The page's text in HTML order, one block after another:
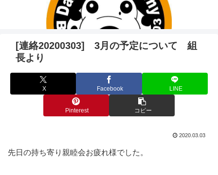
[連絡20200303] 3月の予定について 組
長より
X Facebook LINE
Pinterest コピー
2020.03.03
先日の持ち寄り親睦会お疲れ様でした。